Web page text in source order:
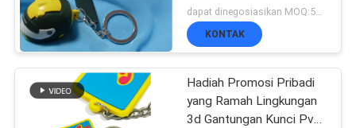
SEMUA
KASUS
Label Sablon
75
Fashionable
dapat dinegosiasikan MOQ:500pcs per warna
KONTAK
Hadiah Promosi Pribadi
yang Ramah Lingkungan
3d Gantungan Kunci Pvc